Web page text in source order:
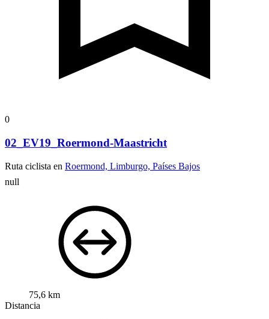
0
02_EV19_Roermond-Maastricht
Ruta ciclista en Roermond, Limburgo, Países Bajos
null
75,6 km
Distancia